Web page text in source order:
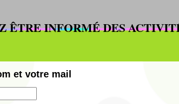
ÊTRE INFORMÉ DES
et votre mail